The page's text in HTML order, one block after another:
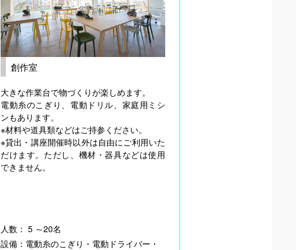
創作室
大きな作業台で物づくりが楽しめます。
電動糸のこぎり、電動ドリル、家庭用ミシ
ンもあります。
※材料や道具類などはご持参ください。
※貸出・講座開催時以外は自由にご利用いた
だけます。ただし、機材・器具などは使用
できません。
人数： 5 ～20名
設備：電動糸のこぎり・電動ドライバー・